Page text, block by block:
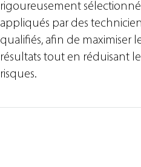
rigoureusement
appliqués par des
qualifiés, afin de maximiser
résultats tout en réduisant
risques.